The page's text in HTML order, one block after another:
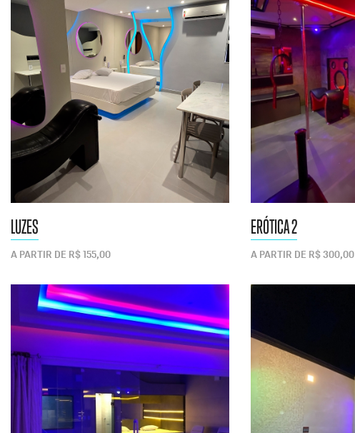
LUZES
A PARTIR DE R$ 155,00
ERÓTICA 2
A PARTIR DE R$ 300,00